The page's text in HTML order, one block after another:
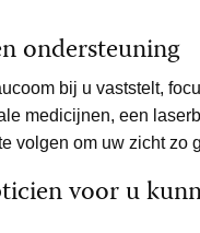
ondersteuning
bij u vaststelt,
medicijnen, een
volgen om uw zicht zo
voor u